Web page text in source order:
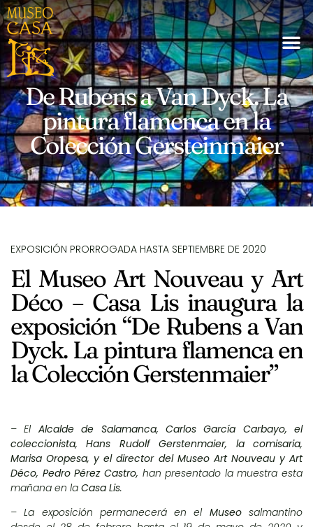
De Rubens a Van Dyck. La
pintura flamenca en la
Colección Gersteinmaier
EXPOSICIÓN PRORROGADA HASTA SEPTIEMBRE DE 2020
El Museo Art Nouveau y Art
Déco – Casa Lis inaugura la
exposición “De Rubens a Van
Dyck. La pintura flamenca en
la Colección Gerstenmaier”
– El Alcalde de Salamanca, Carlos García Carbayo, el
coleccionista, Hans Rudolf Gerstenmaier, la comisaria,
Marisa Oropesa, y el director del Museo Art Nouveau y Art
Déco, Pedro Pérez Castro, han presentado la muestra esta
mañana en la Casa Lis.
– La exposición permanecerá en el Museosalmantino